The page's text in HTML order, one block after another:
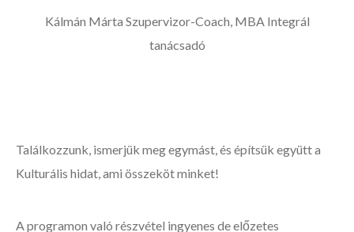
Kálmán Márta Szupervizor-Coach, MBA Integrál
tanácsadó
Találkozzunk, ismerjük meg egymást, és építsük együtt a
Kulturális hidat, ami összeköt minket!
A programon való részvétel ingyenes de előzetes